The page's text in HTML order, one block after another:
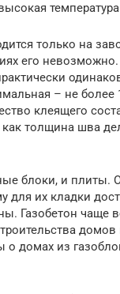
только на
его невозможно.
– не более
клеящего
как толщина шва
блоки, и плиты.
для их кладки
Газобетон чаще
о домах из